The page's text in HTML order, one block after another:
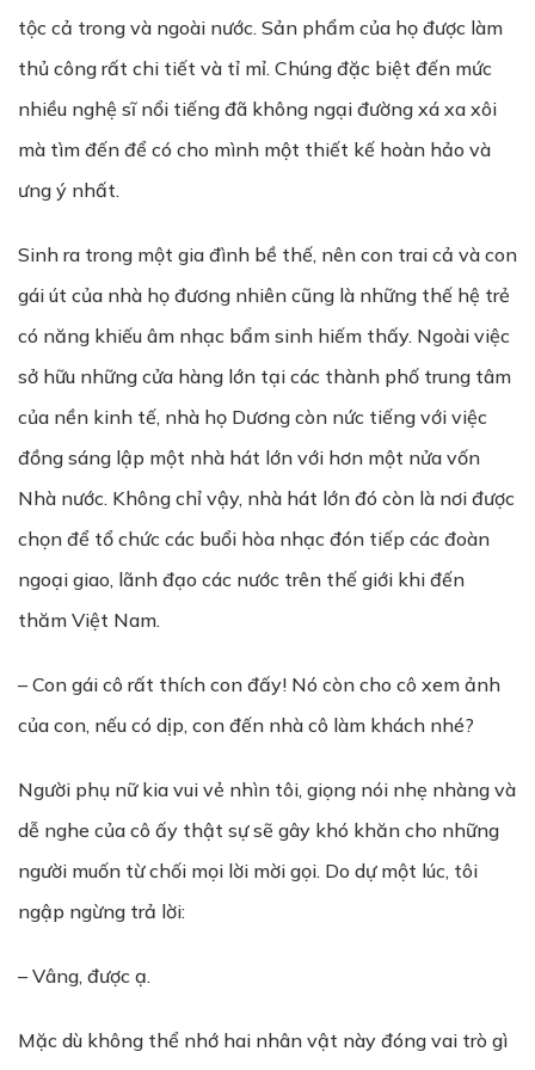
tộc cả trong và ngoài nước. Sản phẩm của họ được làm
thủ công rất chi tiết và tỉ mỉ. Chúng đặc biệt đến mức
nhiều nghệ sĩ nổi tiếng đã không ngại đường xá xa xôi
mà tìm đến để có cho mình một thiết kế hoàn hảo và
ưng ý nhất.
Sinh ra trong một gia đình bề thế, nên con trai cả và con
gái út của nhà họ đương nhiên cũng là những thế hệ trẻ
có năng khiếu âm nhạc bẩm sinh hiếm thấy. Ngoài việc
sở hữu những cửa hàng lớn tại các thành phố trung tâm
của nền kinh tế, nhà họ Dương còn nức tiếng với việc
đồng sáng lập một nhà hát lớn với hơn một nửa vốn
Nhà nước. Không chỉ vậy, nhà hát lớn đó còn là nơi được
chọn để tổ chức các buổi hòa nhạc đón tiếp các đoàn
ngoại giao, lãnh đạo các nước trên thế giới khi đến
thăm Việt Nam.
– Con gái cô rất thích con đấy! Nó còn cho cô xem ảnh
của con, nếu có dịp, con đến nhà cô làm khách nhé?
Người phụ nữ kia vui vẻ nhìn tôi, giọng nói nhẹ nhàng và
dễ nghe của cô ấy thật sự sẽ gây khó khăn cho những
người muốn từ chối mọi lời mời gọi. Do dự một lúc, tôi
ngập ngừng trả lời:
– Vâng, được ạ.
Mặc dù không thể nhớ hai nhân vật này đóng vai trò gì